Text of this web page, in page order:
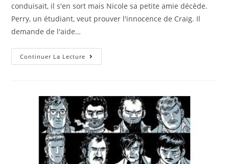
conduisait, il s'en sort mais Nicole sa petite amie décède.
Perry, un étudiant, veut prouver l'innocence de Craig. Il
demande de l'aide…
Continuer La Lecture